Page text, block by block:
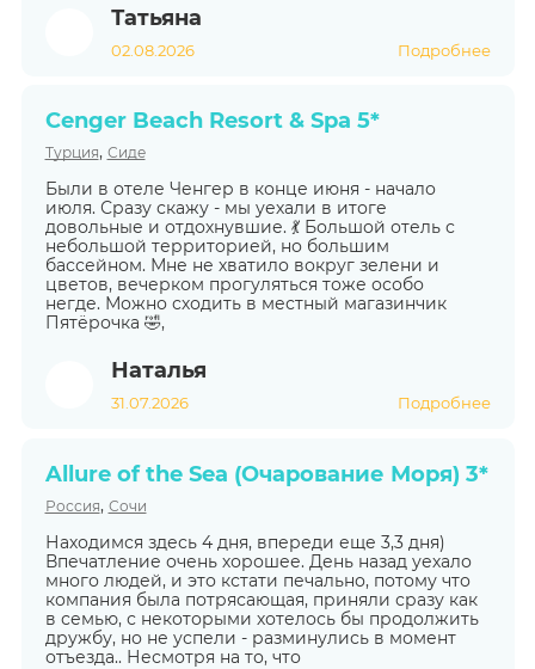
Татьяна
02.08.2026 Подробнее
Cenger Beach Resort & Spa 5*
Турция, Сиде
Были в отеле Ченгер в конце июня - начало
июля. Сразу скажу - мы уехали в итоге
довольные и отдохнувшие. 💃 Большой отель с
небольшой территорией, но большим
бассейном. Мне не хватило вокруг зелени и
цветов, вечерком прогуляться тоже особо
негде. Можно сходить в местный магазинчик
Пятёрочка 🤣,
Наталья
31.07.2026 Подробнее
Allure of the Sea (Очарование Моря) 3*
Россия, Сочи
Находимся здесь 4 дня, впереди еще 3,3 дня)
Впечатление очень хорошее. День назад уехало
много людей, и это кстати печально, потому что
компания была потрясающая, приняли сразу как
в семью, с некоторыми хотелось бы продолжить
дружбу, но не успели - разминулись в момент
отъезда.. Несмотря на то, что